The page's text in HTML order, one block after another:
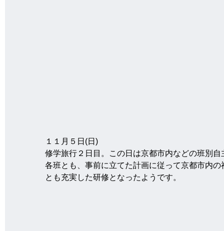
１１月５日(日)
修学旅行２日目。この日は京都市内などの班別自
各班とも、事前に立てた計画に従って京都市内
とも充実した研修となったようです。